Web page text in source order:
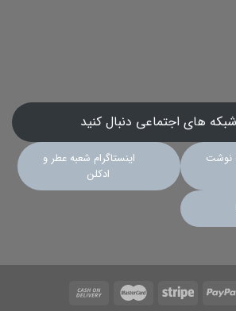
شبکه های اجتماعی دنبال کنید
نوشت
اینستاگرام شعبه عطر و
ادکلن